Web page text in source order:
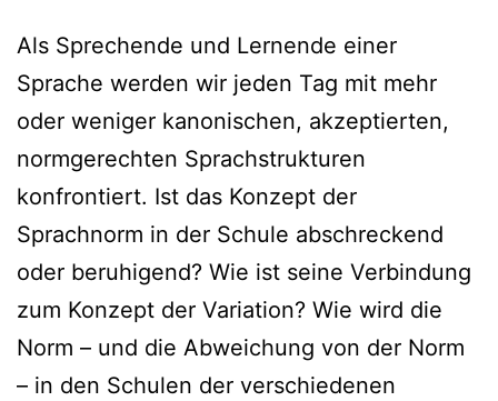
Als Sprechende und Lernende einer
Sprache werden wir jeden Tag mit mehr
oder weniger kanonischen, akzeptierten,
normgerechten Sprachstrukturen
konfrontiert. Ist das Konzept der
Sprachnorm in der Schule abschreckend
oder beruhigend? Wie ist seine Verbindung
zum Konzept der Variation? Wie wird die
Norm – und die Abweichung von der Norm
– in den Schulen der verschiedenen